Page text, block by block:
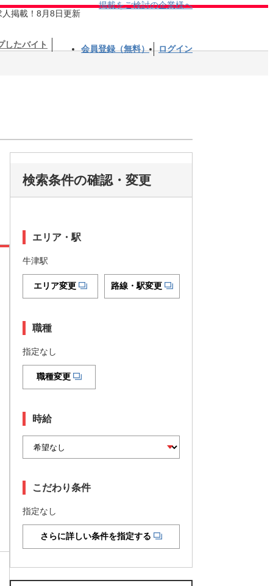
人掲載！8月8日更新
掲載をご検討の企業様へ
したバイト 会員登録（無料） ログイン
検索条件の確認・変更
エリア・駅
牛津駅
エリア変更 路線・駅変更
職種
指定なし
職種変更
時給
こだわり条件
指定なし
さらに詳しい条件を指定する